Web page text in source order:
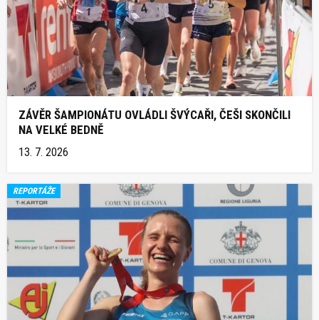
ZÁVĚR ŠAMPIONÁTU OVLÁDLI ŠVÝCAŘI, ČEŠI SKONČILI
NA VELKÉ BEDNĚ
13. 7. 2026
REPORTÁŽE